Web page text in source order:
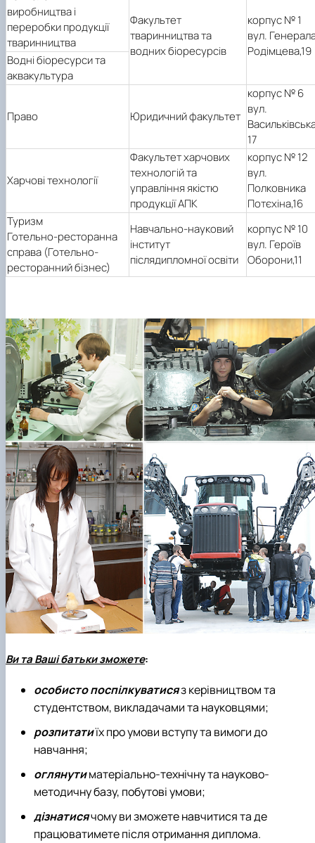
виробництва і
переробки продукції
тваринництва
Факультет
тваринництва та
водних біоресурсів
корпус № 1
вул.
Родімцева,19
Водні біоресурси та
аквакультура
Право Юридичний факультет
корпус № 6
вул.
17
Харчові технології
Факультет харчових
технологій та
управління якістю
продукції АПК
корпус № 12
вул.
Полковника
Потєхіна,16
Туризм
Готельно-ресторанна
справа (Готельно-
ресторанний бізнес)
Навчально-науковий
інститут
післядипломної освіти
корпус № 10
вул. Героїв
Оборони,11
Ви та Ваші батьки зможете:
особисто поспілкуватисяз керівництвом та
студентством, викладачами та науковцями;
розпитатиїх про умови вступу та вимоги до
навчання;
оглянутиматеріально-технічну та науково-
методичну базу, побутові умови;
дізнатисячому ви зможете навчитися та де
працюватимете після отримання диплома.